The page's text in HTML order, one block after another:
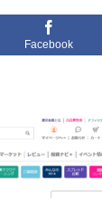
Facebook